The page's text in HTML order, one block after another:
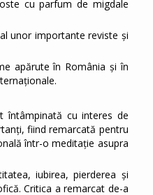
cu parfum de migdale
unor importante reviste și
apărute în România și în
întâmpinată cu interes de
fiind remarcată pentru
într-o meditație asupra
iubirea, pierderea și
Critica a remarcat de-a